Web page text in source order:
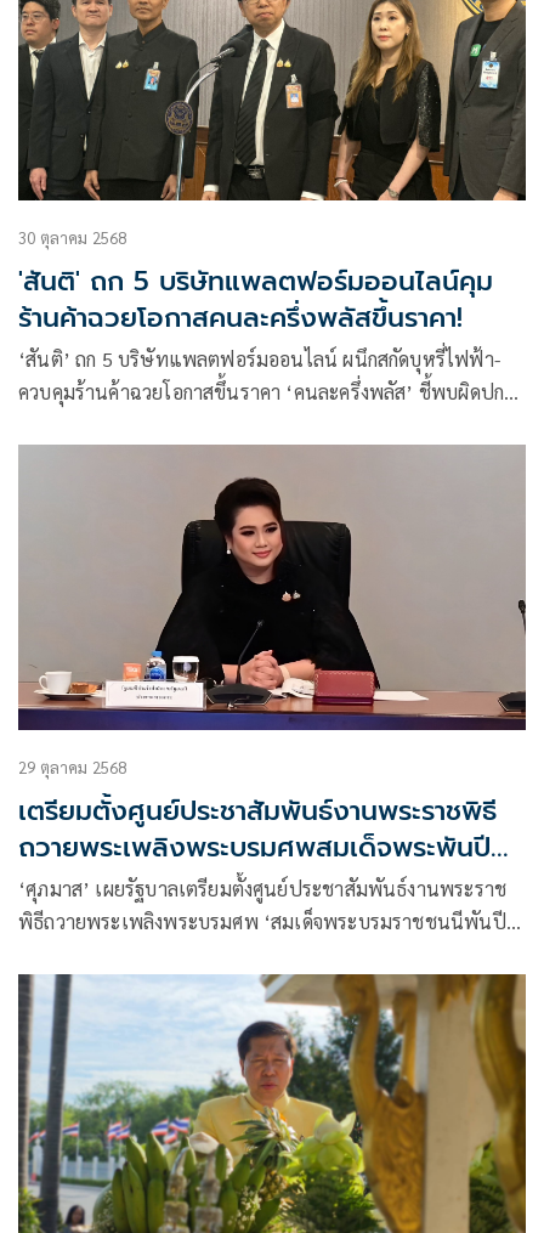
30 ตุลาคม 2568
'สันติ' ถก 5 บริษัทแพลตฟอร์มออนไลน์คุม
ร้านค้าฉวยโอกาสคนละครึ่งพลัสขึ้นราคา!
‘สันติ’ ถก 5 บริษัทแพลตฟอร์มออนไลน์ ผนึกสกัดบุหรี่ไฟฟ้า-
ควบคุมร้านค้าฉวยโอกาสขึ้นราคา ‘คนละครึ่งพลัส’ ชี้พบผิดปกติ
29 ตุลาคม 2568
เตรียมตั้งศูนย์ประชาสัมพันธ์งานพระราชพิธี
ถวายพระเพลิงพระบรมศพสมเด็จพระพันปี
หลวง
‘ศุภมาส’ เผยรัฐบาลเตรียมตั้งศูนย์ประชาสัมพันธ์งานพระราช
พิธีถวายพระเพลิงพระบรมศพ ‘สมเด็จพระบรมราชชนนีพันปี
ปวงชนชาวไทย